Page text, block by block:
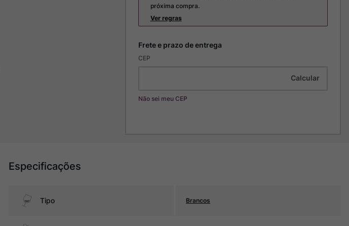
próxima compra.
Ver regras
CEP
Não sei meu CEP
Especificações
Tipo Brancos